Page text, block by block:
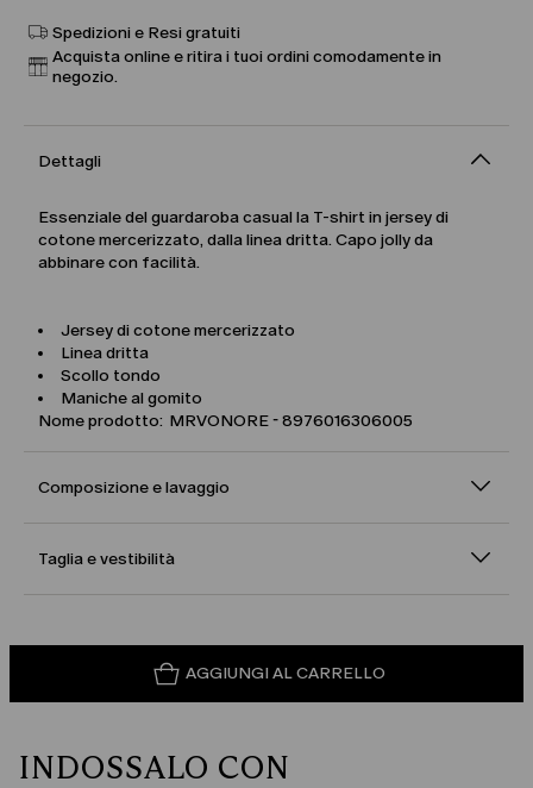
Spedizioni e Resi gratuiti
Acquista online e ritira i tuoi ordini comodamente in
negozio.
Dettagli
Essenziale del guardaroba casual la T-shirt in jersey di
cotone mercerizzato, dalla linea dritta. Capo jolly da
abbinare con facilità.
Jersey di cotone mercerizzato
Linea dritta
Scollo tondo
Maniche al gomito
Nome prodotto: MRVONORE - 8976016306005
Composizione e lavaggio
Taglia e vestibilità
AGGIUNGI AL CARRELLO
INDOSSALO CON